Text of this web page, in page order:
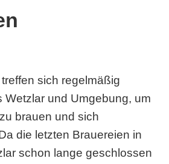
sich regelmäßig
Wetzlar und Umgebung, um
brauen und sich
die letzten Brauereien in
schon lange geschlossen